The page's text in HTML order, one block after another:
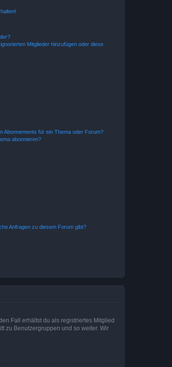
Mitglieder hinzufügen oder diese
Abonnements für ein Thema oder Forum?
abonnieren?
Anfragen zu diesem Forum gibt?
Fall erhältst du als registriertes Mitglied
zu Benutzergruppen und so weiter. Wir